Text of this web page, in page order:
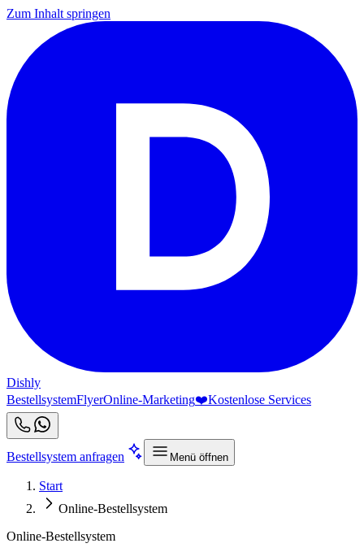
Zum Inhalt springen
Dishly
BestellsystemFlyerOnline-Marketing❤️Kostenlose Services
Bestellsystem anfragen Menü öffnen
Start
Online-Bestellsystem
Online-Bestellsystem